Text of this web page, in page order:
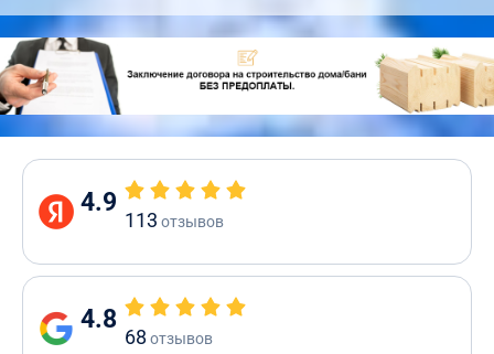
4.9
113 отзывов
4.8
68 отзывов